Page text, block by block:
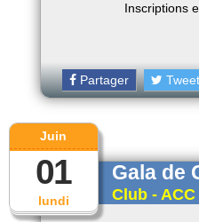
Inscriptions
Partager Tweet
lundi
Juin
01 Gala de
Club -